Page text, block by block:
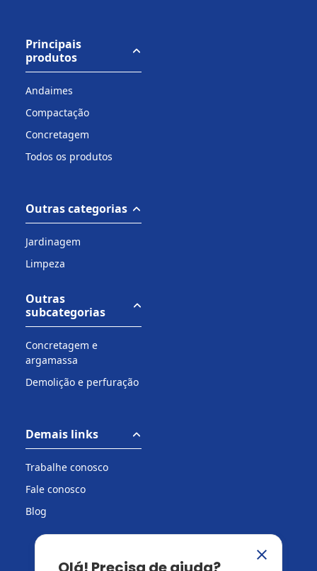
Principais
produtos
Andaimes
Compactação
Concretagem
Todos os produtos
Outras categorias
Jardinagem
Limpeza
Outras
subcategorias
Concretagem e
argamassa
Demolição e perfuração
Demais links
Trabalhe conosco
Fale conosco
Blog